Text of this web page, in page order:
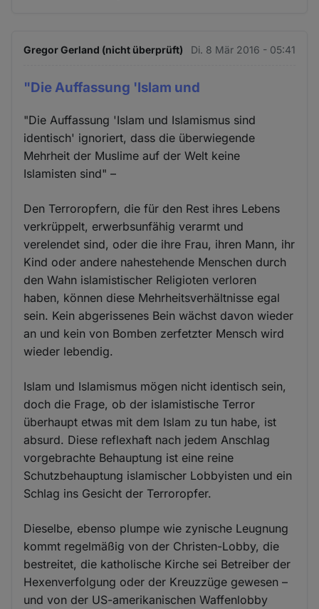
Gregor Gerland (nicht überprüft) Di. 8 Mär 2016 - 05:41
"Die Auffassung 'Islam und
"Die Auffassung 'Islam und Islamismus sind
identisch' ignoriert, dass die überwiegende
Mehrheit der Muslime auf der Welt keine
Islamisten sind" –
Den Terroropfern, die für den Rest ihres Lebens
verkrüppelt, erwerbsunfähig verarmt und
verelendet sind, oder die ihre Frau, ihren Mann, ihr
Kind oder andere nahestehende Menschen durch
den Wahn islamistischer Religioten verloren
haben, können diese Mehrheitsverhältnisse egal
sein. Kein abgerissenes Bein wächst davon wieder
an und kein von Bomben zerfetzter Mensch wird
wieder lebendig.
Islam und Islamismus mögen nicht identisch sein,
doch die Frage, ob der islamistische Terror
überhaupt etwas mit dem Islam zu tun habe, ist
absurd. Diese reflexhaft nach jedem Anschlag
vorgebrachte Behauptung ist eine reine
Schutzbehauptung islamischer Lobbyisten und ein
Schlag ins Gesicht der Terroropfer.
Dieselbe, ebenso plumpe wie zynische Leugnung
kommt regelmäßig von der Christen-Lobby, die
bestreitet, die katholische Kirche sei Betreiber der
Hexenverfolgung oder der Kreuzzüge gewesen –
und von der US-amerikanischen Waffenlobby